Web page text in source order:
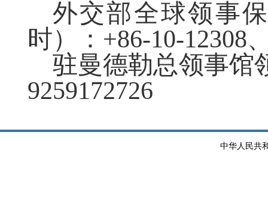
外交部全球领事
时）：+86-10-12308
驻曼德勒总领事馆
9259172726
中华人民共